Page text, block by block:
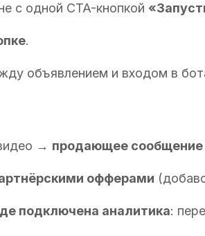
с одной CTA-кнопкой
.
объявлением и входом в
→ продающее сообщение
офферами
подключена аналитика: